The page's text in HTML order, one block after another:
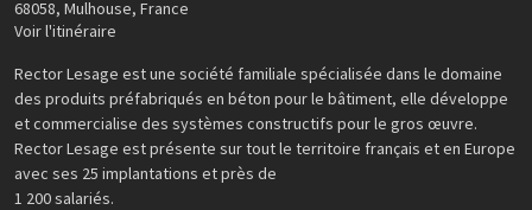
68058, Mulhouse, France
Voir l'itinéraire
Rector Lesage est une société familiale spécialisée dans le domaine
des produits préfabriqués en béton pour le bâtiment, elle développe
et commercialise des systèmes constructifs pour le gros œuvre.
Rector Lesage est présente sur tout le territoire français et en Europe
avec ses 25 implantations et près de
1 200 salariés.